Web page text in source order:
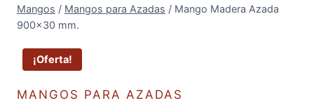
Mangos / Mangos para Azadas / Mango Madera Azada
900×30 mm.
¡Oferta!
MANGOS PARA AZADAS